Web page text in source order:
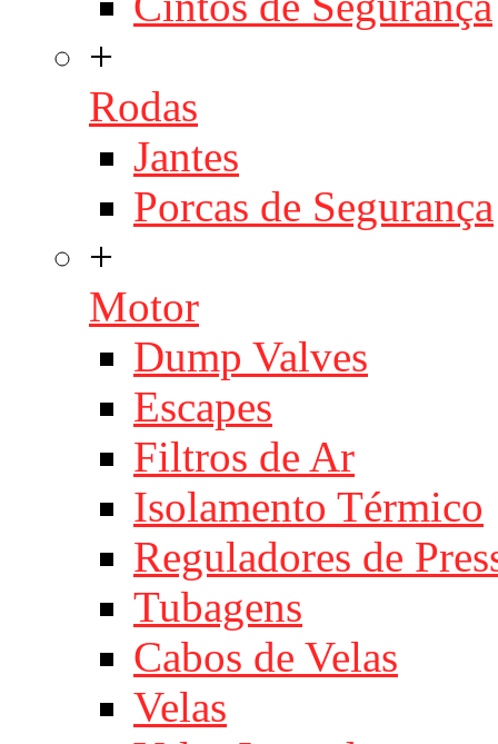
+
Rodas
Jantes
Porcas de Segurança
+
Motor
Dump Valves
Escapes
Filtros de Ar
Isolamento Térmico
Reguladores de
Tubagens
Cabos de Velas
Velas